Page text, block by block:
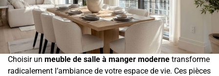
Choisir un meuble de salle à manger moderne transforme
radicalement l’ambiance de votre espace de vie. Ces pièces